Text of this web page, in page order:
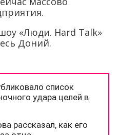
«Люди. Hard Talk»
Доний.